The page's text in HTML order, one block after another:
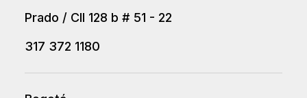
Prado / Cll 128 b # 51 - 22
317 372 1180